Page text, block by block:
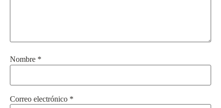
Nombre *
Correo electrónico *